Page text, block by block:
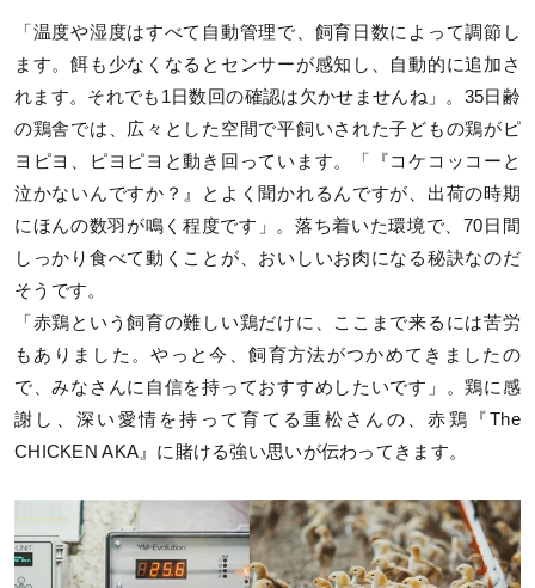
「温度や湿度はすべて自動管理で、飼育日数によって調節し
ます。餌も少なくなるとセンサーが感知し、自動的に追加さ
れます。それでも1日数回の確認は欠かせませんね」。35日齢
の鶏舎では、広々とした空間で平飼いされた子どもの鶏がピ
ヨピヨ、ピヨピヨと動き回っています。「『コケコッコーと
泣かないんですか？』とよく聞かれるんですが、出荷の時期
にほんの数羽が鳴く程度です」。落ち着いた環境で、70日間
しっかり食べて動くことが、おいしいお肉になる秘訣なのだ
そうです。
「赤鶏という飼育の難しい鶏だけに、ここまで来るには苦労
もありました。やっと今、飼育方法がつかめてきましたの
で、みなさんに自信を持っておすすめしたいです」。鶏に感
謝し、深い愛情を持って育てる重松さんの、赤鶏『The
CHICKEN AKA』に賭ける強い思いが伝わってきます。